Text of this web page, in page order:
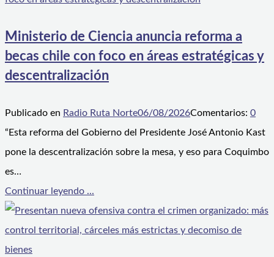
Ministerio de Ciencia anuncia reforma a
becas chile con foco en áreas estratégicas y
descentralización
Publicado en Radio Ruta Norte06/08/2026Comentarios: 0
“Esta reforma del Gobierno del Presidente José Antonio Kast
pone la descentralización sobre la mesa, y eso para Coquimbo
es…
Continuar leyendo ...